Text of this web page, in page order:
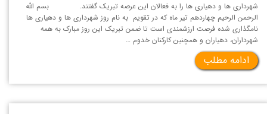
شهرداری ها و دهیاری ها را به فعالان این عرصه تبریک گفتند. بسم الله
الرحمن الرحیم چهاردهم تیر ماه که در تقویم به نام روز شهرداری ها و دهیاری ها
نامگذاری شده فرصت ارزشمندی است تا ضمن تبریک این روز مبارک به همه
شهرداران، دهیاران و همچنین کارکنان خدوم …
ادامه مطلب